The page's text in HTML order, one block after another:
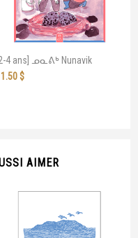
4 ans] ᓄᓇᕕᒃ Nunavik
$
AIMER